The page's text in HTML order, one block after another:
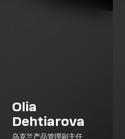
Olia
Dehtiarova
乌克兰产品管理副主任